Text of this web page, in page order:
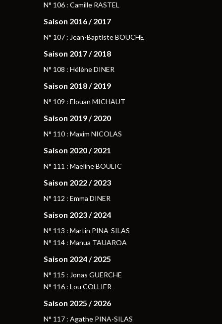
N° 106 : Camille RASTEL
Saison 2016 / 2017
N° 107 : Jean-Baptiste BOUCHE
Saison 2017 / 2018
N° 108 : Hélène DINER
Saison 2018 / 2019
N° 109 : Elouan MICHAUT
Saison 2019 / 2020
N° 110 : Maxim NICOLAS
Saison 2020 / 2021
N° 111 : Maëline BOULIC
Saison 2022 / 2023
N° 112 : Emma DINER
Saison 2023 / 2024
N° 113 : Martin PINA-SILAS
N° 114 : Manua TAUAROA
Saison 2024 / 2025
N° 115 : Jonas GUERCHE
N° 116 : Lou COLLIER
Saison 2025 / 2026
N° 117 : Agathe PINA-SILAS